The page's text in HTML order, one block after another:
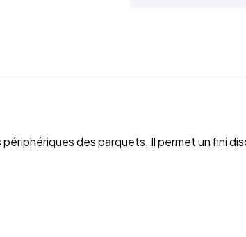
des parquets. Il permet un fini